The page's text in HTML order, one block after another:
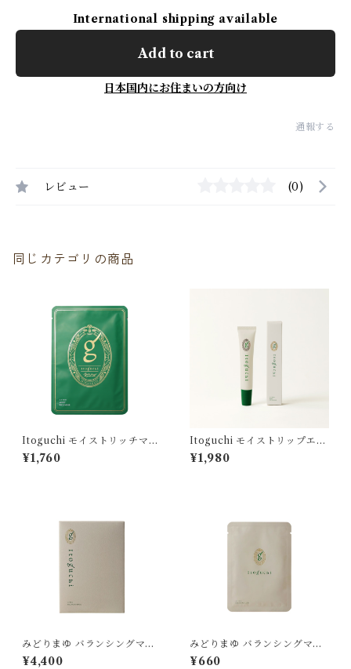
International shipping available
Add to cart
日本国内にお住まいの方向け
通報する
レビュー (0)
同じカテゴリの商品
Itoguchi モイストリッチマス
ク
¥1,760
Itoguchi モイストリップエッ
センス（リップ美容液）
¥1,980
みどりまゆ バランシングマス
ク 7枚入り
¥4,400
みどりまゆ バランシングマス
ク 1枚入り
¥660